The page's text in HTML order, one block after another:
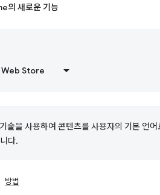
의 새로운 기능
Store
술을 사용하여 콘텐츠를 사용자의 기본 언어
다.
방법